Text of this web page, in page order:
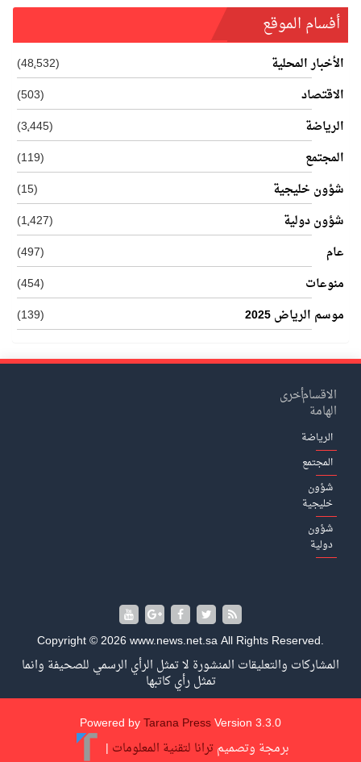
أفسام الموقع
الأخبار المحلية
(48٬532)
الاقتصاد
(503)
الرياضة
(3٬445)
المجتمع
(119)
شؤون خليجية
(15)
شؤون دولية
(1٬427)
عام
(497)
منوعات
(454)
موسم الرياض 2025
(139)
الاقسام
الهامة
الرياضة
المجتمع
شؤون
خليجية
شؤون
دولية
أخرى
Copyright © 2026 www.news.net.sa All Rights Reserved.
المشاركات والتعليقات المنشورة لا تمثل الرأي الرسمي للصحيفة وانما
تمثل رأي كاتبها
Powered byTarana PressVersion 3.3.0
برمجة وتصميمترانا لتقنية المعلومات |